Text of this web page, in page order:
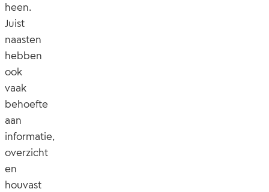
heen.
Juist
naasten
hebben
ook
vaak
behoefte
aan
informatie,
overzicht
en
houvast